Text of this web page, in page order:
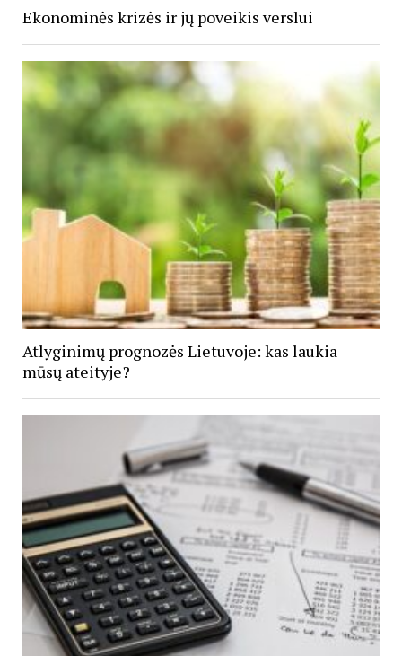
Ekonominės krizės ir jų poveikis verslui
Atlyginimų prognozės Lietuvoje: kas laukia
mūsų ateityje?